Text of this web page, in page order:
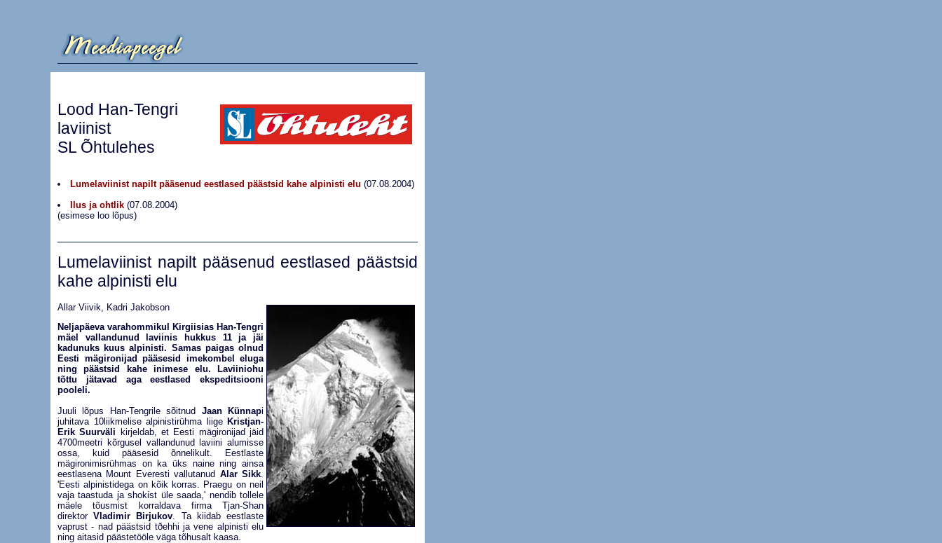
Lood Han-Tengri
laviinist
SL Õhtulehes
Lumelaviinist napilt pääsenud eestlased päästsid kahe alpinisti elu (07.08.2004)
Ilus ja ohtlik (07.08.2004)
(esimese loo lõpus)
Lumelaviinistnapilt pääsenud eestlased päästsid
kahe alpinisti elu
Allar Viivik, Kadri Jakobson
Neljapäeva varahommikul Kirgiisias Han-Tengri
mäel vallandunud laviinis hukkus 11 ja jäi
kadunuks kuus alpinisti. Samas paigas olnud
Eesti mägironijad pääsesid imekombel eluga
ning päästsid kahe inimese elu. Laviiniohu
tõttu jätavad aga eestlased ekspeditsiooni
pooleli.
Juuli lõpus Han-Tengrile sõitnud Jaan Künnapi
juhitava 10liikmelise alpinistirühma liige Kristjan-
Erik Suurväli kirjeldab, et Eesti mägironijad jäid
4700meetri kõrgusel vallandunud laviini alumisse
ossa, kuid pääsesid õnnelikult. Eestlaste
mägironimisrühmas on ka üks naine ning ainsa
eestlasena Mount Everesti vallutanud Alar Sikk
'Eesti alpinistidega on kõik korras. Praegu on neil
vaja taastuda ja shokist üle saada,' nendib tollele
mäele tõusmist korraldava firma Tjan-Shan
direktorVladimir Birjukov . Ta kiidab eestlaste
vaprust - nad päästsid tðehhi ja vene alpinisti elu
ning aitasid päästetööle väga tõhusalt kaasa.